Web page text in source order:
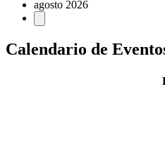
agosto 2026
Calendario de